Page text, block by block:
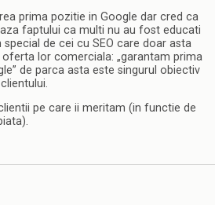
prima pozitie in Google dar cred ca
faptului ca multi nu au fost educati
special de cei cu SEO care doar asta
oferta lor comerciala: „garantam prima
de parca asta este singurul obiectiv
pe care ii meritam (in functie de